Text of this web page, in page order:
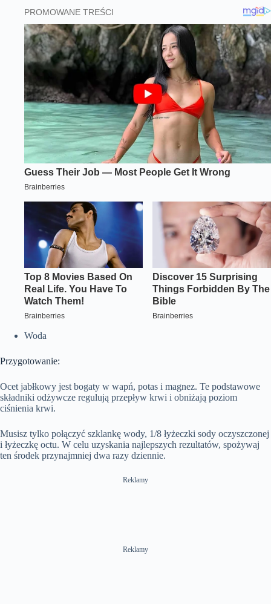
Woda
Przygotowanie:
Ocet jabłkowy jest bogaty w wapń, potas i magnez. Te podstawowe
składniki odżywcze regulują przepływ krwi i obniżają poziom
ciśnienia krwi.
Musisz tylko połączyć szklankę wody, 1/8 łyżeczki sody oczyszczonej
i łyżeczkę octu. W celu uzyskania najlepszych rezultatów, spożywaj
ten środek przynajmniej dwa razy dziennie.
Reklamy
Reklamy